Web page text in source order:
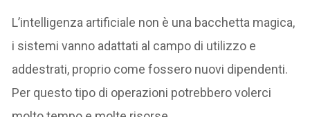
L’intelligenza artificiale non è una bacchetta magica,
i sistemi vanno adattati al campo di utilizzo e
addestrati, proprio come fossero nuovi dipendenti.
Per questo tipo di operazioni potrebbero volerci